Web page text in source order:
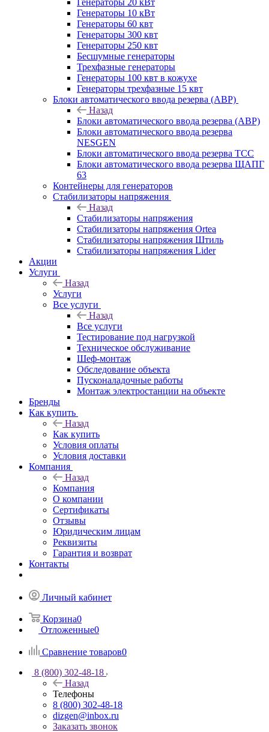
Генераторы 20 кВт
Генераторы 10 кВт
Генераторы 60 квт
Генераторы 300 квт
Генераторы 250 квт
Бесшумные генераторы
Трехфазные генераторы
Генераторы 100 квт в кожухе
Генераторы трехфазные 15 квт
Блоки автоматического ввода резерва (АВР)
Назад
Блоки автоматического ввода резерва (АВР)
Блоки автоматического ввода резерва
NESGEN
Блоки автоматического ввода резерва ТСС
Блоки автоматического ввода резерва ЩАПГ
63
Контейнеры для генераторов
Стабилизаторы напряжения
Назад
Стабилизаторы напряжения
Стабилизаторы напряжения Ortea
Стабилизаторы напряжения Штиль
Стабилизаторы напряжения Lider
Акции
Услуги
Назад
Услуги
Все услуги
Назад
Все услуги
Тестирование под нагрузкой
Техническое обслуживание
Шеф-монтаж
Обследование объекта
Пусконаладочные работы
Монтаж электростанции на объекте
Бренды
Как купить
Назад
Как купить
Условия оплаты
Условия доставки
Компания
Назад
Компания
О компании
Сертификаты
Отзывы
Юридическим лицам
Реквизиты
Гарантия и возврат
Контакты
Личный кабинет
Корзина0
Отложенные0
Сравнение товаров0
8 (800) 302-48-18
Назад
Телефоны
8 (800) 302-48-18
dizgen@inbox.ru
Заказать звонок